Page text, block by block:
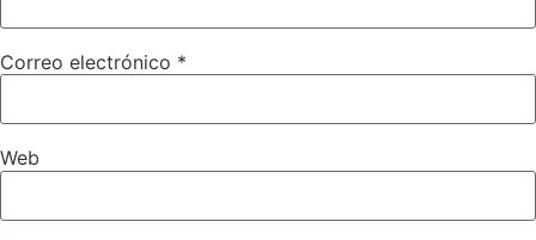
Correo electrónico *
Web